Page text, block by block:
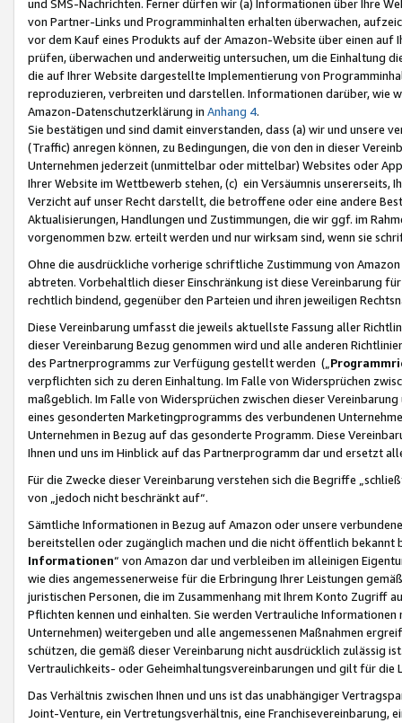
und SMS-Nachrichten. Ferner dürfen wir (a) Informationen über Ihre
von Partner-Links und Programminhalten erhalten überwachen,
vor dem Kauf eines Produkts auf der Amazon-Website über einen
prüfen, überwachen und anderweitig untersuchen, um die Einhaltung
die auf Ihrer Website dargestellte Implementierung von
reproduzieren, verbreiten und darstellen. Informationen darüber, wie
Amazon-Datenschutzerklärung in Anhang 4.
Sie bestätigen und sind damit einverstanden, dass (a) wir und
(Traffic) anregen können, zu Bedingungen, die von den in dieser
Unternehmen jederzeit (unmittelbar oder mittelbar) Websites oder
Ihrer Website im Wettbewerb stehen, (c) ein Versäumnis unsererseits,
Verzicht auf unser Recht darstellt, die betroffene oder eine andere
Aktualisierungen, Handlungen und Zustimmungen, die wir ggf. im
vorgenommen bzw. erteilt werden und nur wirksam sind, wenn sie
Ohne die ausdrückliche vorherige schriftliche Zustimmung von
abtreten. Vorbehaltlich dieser Einschränkung ist diese Vereinbarung
rechtlich bindend, gegenüber den Parteien und ihren jeweiligen
Diese Vereinbarung umfasst die jeweils aktuellste Fassung aller
dieser Vereinbarung Bezug genommen wird und alle anderen
des Partnerprogramms zur Verfügung gestellt werden („
verpflichten sich zu deren Einhaltung. Im Falle von Widersprüchen
maßgeblich. Im Falle von Widersprüchen zwischen dieser
eines gesonderten Marketingprogramms des verbundenen
Unternehmen in Bezug auf das gesonderte Programm. Diese
Ihnen und uns im Hinblick auf das Partnerprogramm dar und ersetzt
Für die Zwecke dieser Vereinbarung verstehen sich die Begriffe
von „jedoch nicht beschränkt auf“.
Sämtliche Informationen in Bezug auf Amazon oder unsere
bereitstellen oder zugänglich machen und die nicht öffentlich
Informationen“ von Amazon dar und verbleiben im alleinigen
wie dies angemessenerweise für die Erbringung Ihrer Leistungen
juristischen Personen, die im Zusammenhang mit Ihrem Konto
Pflichten kennen und einhalten. Sie werden Vertrauliche
Unternehmen) weitergeben und alle angemessenen Maßnahmen
schützen, die gemäß dieser Vereinbarung nicht ausdrücklich zulässig
Vertraulichkeits- oder Geheimhaltungsvereinbarungen und gilt für die
Das Verhältnis zwischen Ihnen und uns ist das unabhängiger
Joint-Venture, ein Vertretungsverhältnis, eine Franchisevereinbarung,